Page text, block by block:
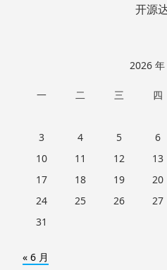
开源
2026 年
一 二 三 四
3
4 5 6
10
11 12 13
17
18 19 20
24
25 26 27
31
« 6 月